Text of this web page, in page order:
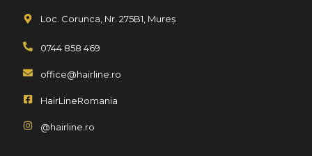
Loc. Corunca, Nr. 275B1, Mureș
0744 858 469
office@hairline.ro
HairLineRomania
@hairline.ro